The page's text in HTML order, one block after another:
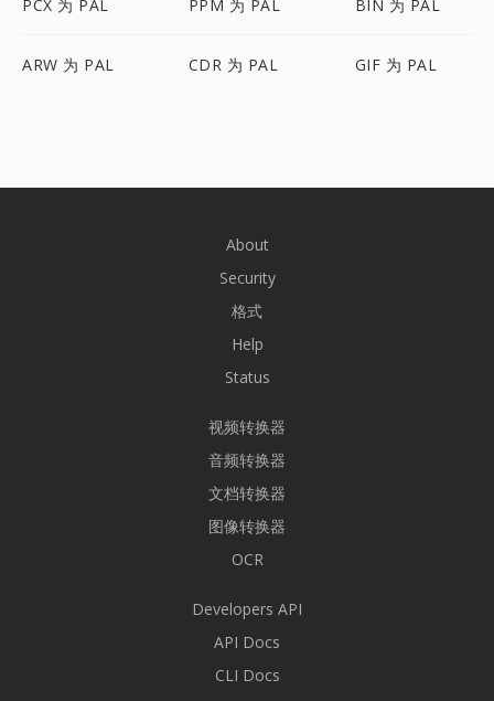
PCX 为 PAL PPM 为 PAL BIN 为 PAL
ARW 为 PAL CDR 为 PAL GIF 为 PAL
About
Security
格式
Help
Status
视频转换器
音频转换器
文档转换器
图像转换器
OCR
Developers API
API Docs
CLI Docs